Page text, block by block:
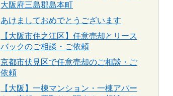
大阪府三島郡島本町
あけましておめでとうございます
【大阪市住之江区】任意売却とリース
バックのご相談・ご依頼
京都市伏見区で任意売却のご相談・ご
依頼
【大阪】一棟マンション・一棟アパー